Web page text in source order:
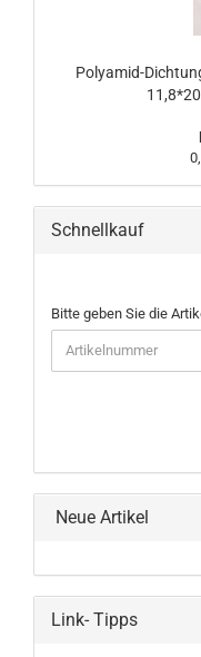
Polyamid-
Schnellkauf
BITTE
GEBEN
SIE
DIE
EIN.
Bitte geben Sie die
Neue Artikel
Link- Tipps